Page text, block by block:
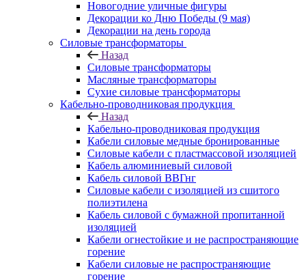
Новогодние уличные фигуры
Декорации ко Дню Победы (9 мая)
Декорации на день города
Силовые трансформаторы
Назад
Силовые трансформаторы
Масляные трансформаторы
Сухие силовые трансформаторы
Кабельно-проводниковая продукция
Назад
Кабельно-проводниковая продукция
Кабели силовые медные бронированные
Силовые кабели с пластмассовой изоляцией
Кабель алюминиевый силовой
Кабель силовой ВВГнг
Силовые кабели с изоляцией из сшитого
полиэтилена
Кабель силовой с бумажной пропитанной
изоляцией
Кабели огнестойкие и не распространяющие
горение
Кабели силовые не распространяющие
горение